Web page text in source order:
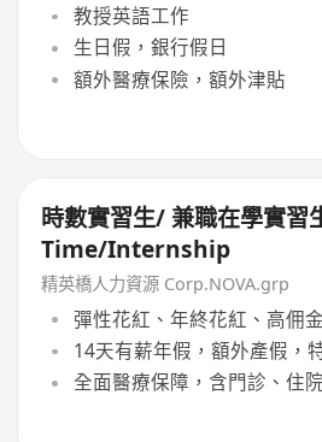
教授英語工作
生日假，銀行假日
額外醫療保險，額外津貼
時數實習生/ 兼職在學實習
Time/Internship
精英橋人力資源 Corp.NOVA.grp
彈性花紅、年終花紅、高佣金
14天有薪年假，額外產假，
全面醫療保障，含門診、住